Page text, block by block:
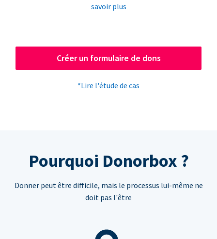
savoir plus
Créer un formulaire de dons
*Lire l'étude de cas
Pourquoi Donorbox ?
Donner peut être difficile, mais le processus lui-même ne
doit pas l'être